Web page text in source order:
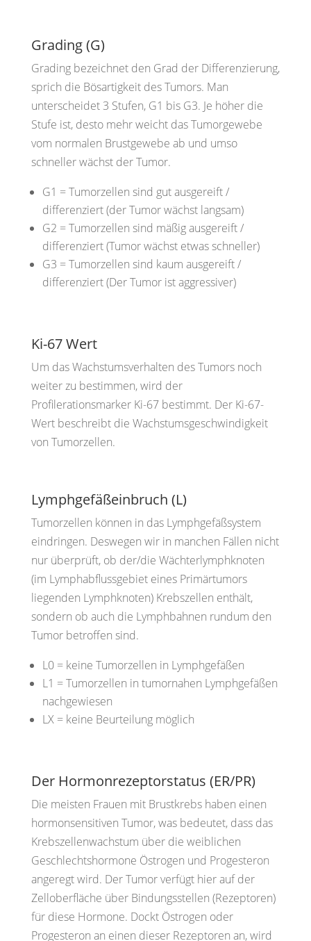
Grading (G)
Grading bezeichnet den Grad der Differenzierung,
sprich die Bösartigkeit des Tumors. Man
unterscheidet 3 Stufen, G1 bis G3. Je höher die
Stufe ist, desto mehr weicht das Tumorgewebe
vom normalen Brustgewebe ab und umso
schneller wächst der Tumor.
G1 =Tumorzellen sind gut ausgereift /
differenziert(der Tumor wächst langsam)
G2 = Tumorzellen sind mäßig ausgereift /
differenziert(Tumor wächst etwas schneller)
G3 = Tumorzellen sind kaum ausgereift /
differenziert(Der Tumor ist aggressiver)
Ki-67 Wert
Um das Wachstumsverhalten des Tumors noch
weiter zu bestimmen, wird der
Profilerationsmarker Ki-67 bestimmt. Der Ki-67-
Wert beschreibt die Wachstumsgeschwindigkeit
von Tumorzellen.
Lymphgefäßeinbruch (L)
Tumorzellen können in das Lymphgefäßsystem
eindringen. Deswegen wir in manchen Fällen nicht
nur überprüft, ob der/die Wächterlymphknoten
(im Lymphabflussgebiet eines Primärtumors
liegenden Lymphknoten) Krebszellen enthält,
sondern ob auch die Lymphbahnen rundum den
Tumor betroffen sind.
L0 = keine Tumorzellen in Lymphgefäßen
L1 =Tumorzellen in tumornahen Lymphgefäßen
nachgewiesen
LX= keine Beurteilung möglich
Der Hormonrezeptorstatus (ER/PR)
Die meisten Frauen mit Brustkrebs haben einen
hormonsensitiven Tumor, was bedeutet, dass das
Krebszellenwachstum über die weiblichen
Geschlechtshormone Östrogen und Progesteron
angeregt wird. Der Tumor verfügt hier auf der
Zelloberfläche über Bindungsstellen (Rezeptoren)
für diese Hormone. Dockt Östrogen oder
Progesteron an einen dieser Rezeptoren an, wird